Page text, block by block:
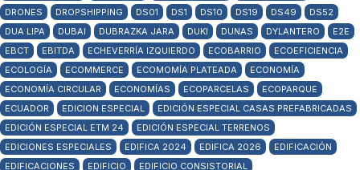
DRONES
DROPSHIPPING DS01 DS1 DS10 DS19 DS49
DS52
DUA LIPA
DUBAI DUBRAZKA JARA DUKI DUNAS DYLANTERO
E2E
EBCT
EBITDA ECHEVERRÍA IZQUIERDO ECOBARRIO
ECOEFICIENCIA
ECOLOGÍA
ECOMMERCE ECOMOMÍA PLATEADA
ECONOMÍA
ECONOMÍA CIRCULAR
ECONOMÍAS ECOPARCELAS
ECOPARQUE
ECUADOR
EDICION ESPECIAL
EDICIÓN ESPECIAL CASAS PREFABRICADAS
EDICIÓN ESPECIAL ETM 24
EDICIÓN ESPECIAL TERRENOS
EDICIONES ESPECIALES
EDIFICA 2024 EDIFICA 2026
EDIFICACIÓN
EDIFICACIONES
EDIFICIO
EDIFICIO CONSISTORIAL